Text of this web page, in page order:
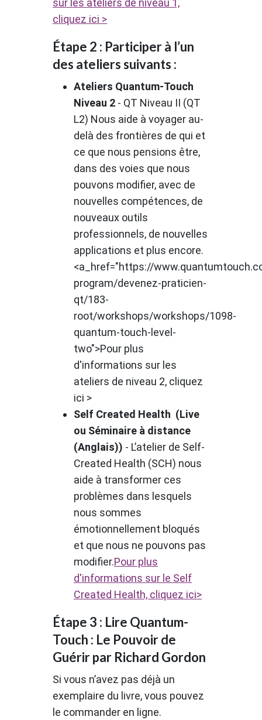
sur les ateliers de niveau 1,
cliquez ici >
Étape 2 : Participer à l’un
des ateliers suivants :
Ateliers Quantum-Touch
Niveau 2 - QT Niveau II (QT
L2) Nous aide à voyager au-
delà des frontières de qui et
ce que nous pensions être,
dans des voies que nous
pouvons modifier, avec de
nouvelles compétences, de
nouveaux outils
professionnels, de nouvelles
applications et plus encore.
<a_href="https://
program/devenez-praticien-
qt/183-
root/workshops/workshops/1098-
quantum-touch-level-
two">Pour plus
d'informations sur les
ateliers de niveau 2, cliquez
ici >
Self Created Health (Live
ou Séminaire à distance
(Anglais)) - L’atelier de Self-
Created Health (SCH) nous
aide à transformer ces
problèmes dans lesquels
nous sommes
émotionnellement bloqués
et que nous ne pouvons pas
modifier.Pour plus
d'informations sur le Self
Created Health, cliquez ici>
Étape 3 : Lire Quantum-
Touch : Le Pouvoir de
Guérir par Richard Gordon
Si vous n’avez pas déjà un
exemplaire du livre, vous pouvez
le commander en ligne.